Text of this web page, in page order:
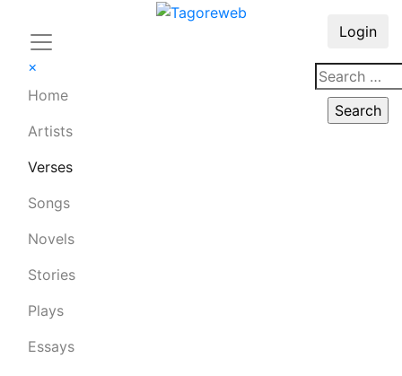
×
Home
Artists
Verses
Songs
Novels
Stories
Plays
Essays
Login